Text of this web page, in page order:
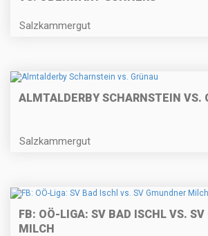
Salzkammergut
ALMTALDERBY SCHARNSTEIN VS.
Salzkammergut
FB: OÖ-LIGA: SV BAD ISCHL VS. SV
MILCH